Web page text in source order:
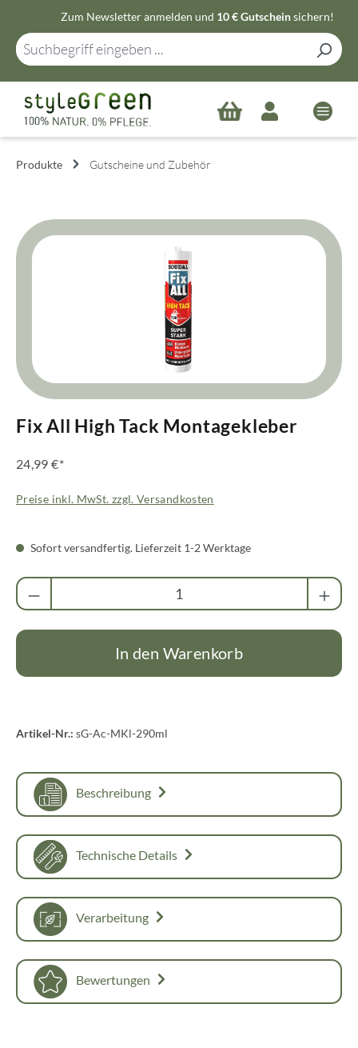
Zum Hauptinhalt springen
Zum Newsletter anmelden und 10 € Gutscheinsichern!
Produkte Gutscheine und Zubehör
Bildergalerie überspringen
Fix All High Tack Montagekleber
24,99 €*
Preise inkl. MwSt. zzgl. Versandkosten
Sofort versandfertig. Lieferzeit 1-2 Werktage
Produkt Anzahl: Gib den gewünschten Wert
In den Warenkorb
Artikel-Nr.: sG-Ac-MKl-290ml
Beschreibung
Technische Details
Verarbeitung
Bewertungen